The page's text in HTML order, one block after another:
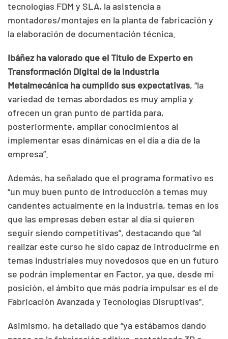
tecnologías FDM y SLA, la asistencia a
montadores/montajes en la planta de fabricación y
la elaboración de documentación técnica.
Ibáñez ha valorado que el Título de Experto en
Transformación Digital de la Industria
Metalmecánica ha cumplido sus expectativas, “la
variedad de temas abordados es muy amplia y
ofrecen un gran punto de partida para,
posteriormente, ampliar conocimientos al
implementar esas dinámicas en el día a día de la
empresa”.
Además, ha señalado que el programa formativo es
“un muy buen punto de introducción a temas muy
candentes actualmente en la industria, temas en los
que las empresas deben estar al día si quieren
seguir siendo competitivas”, destacando que “al
realizar este curso he sido capaz de introducirme en
temas industriales muy novedosos que en un futuro
se podrán implementar en Factor, ya que, desde mi
posición, el ámbito que más podría impulsar es el de
Fabricación Avanzada y Tecnologías Disruptivas”.
Asimismo, ha detallado que “ya estábamos dando